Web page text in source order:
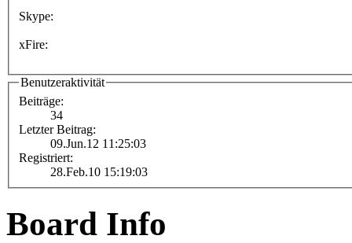
Skype:
xFire:
Benutzeraktivität
Beiträge:
34
Letzter Beitrag:
09.Jun.12 11:25:03
Registriert:
28.Feb.10 15:19:03
Board Info